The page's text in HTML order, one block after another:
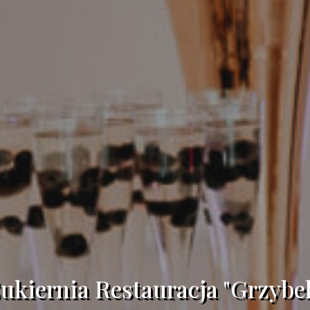
Restauracja